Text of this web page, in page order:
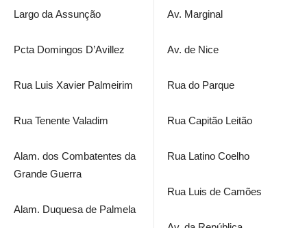
Largo da Assunção
Pcta Domingos D’Avillez
Rua Luis Xavier Palmeirim
Rua Tenente Valadim
Alam. dos Combatentes da
Grande Guerra
Alam. Duquesa de Palmela
Av. Marginal
Av. de Nice
Rua do Parque
Rua Capitão Leitão
Rua Latino Coelho
Rua Luis de Camões